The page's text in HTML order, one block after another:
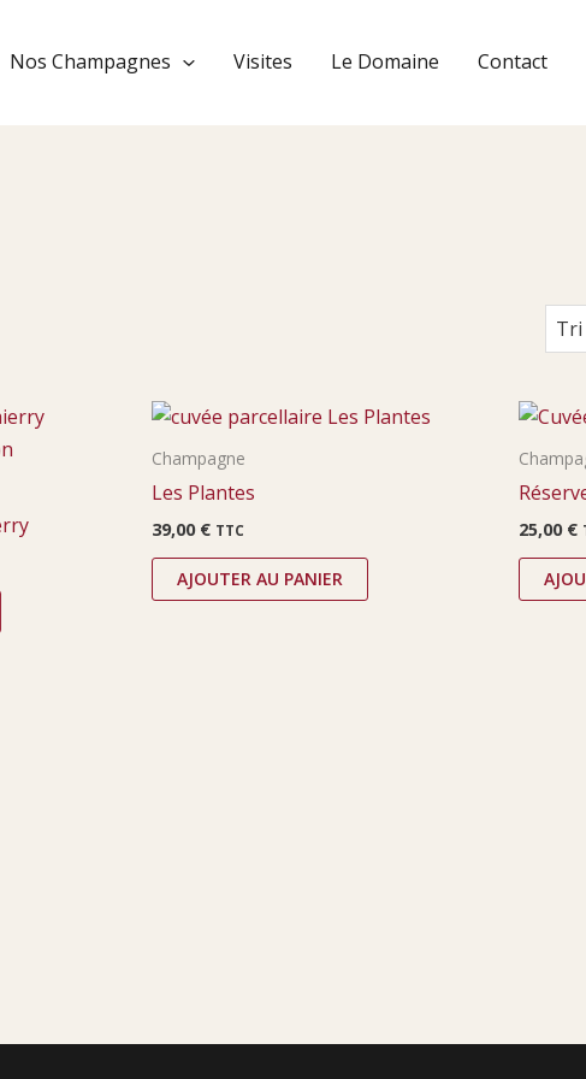
Nos Champagnes Visites Le Domaine Contact
Champagne
Les Plantes
39,00 € TTC
AJOUTER AU PANIER
25,00 €